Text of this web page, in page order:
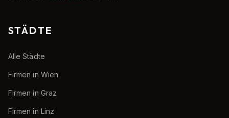
STÄDTE
Alle Städte
Firmen in Wien
Firmen in Graz
Firmen in Linz